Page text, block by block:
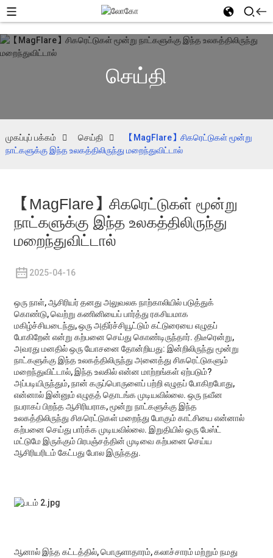
செய்தி
முகப்புப் பக்கம் செய்தி
【MagFlare】சிகரெட்டுகள் மூன்று
நாட்களுக்கு இந்த உலகத்திலிருந்து மறைந்துவிட்டால்
【MagFlare】சிகரெட்டுகள் மூன்று
நாட்களுக்கு இந்த உலகத்திலிருந்து
மறைந்துவிட்டால்
2025-04-16
ஒரு நாள், ஆசிரியர் தனது அலுவலக நாற்காலியில் படுத்துக்
கொண்டு, வெற்று கணினியைப் பார்த்து ரகசியமாக
மகிழ்ச்சியடைந்து, ஒரு அதிர்ச்சியூட்டும் கட்டுரையை எழுதப்
போகிறேன் என்று கற்பனை செய்து கொண்டிருந்தார். திடீரென்று,
அவரது மனதில் ஒரு யோசனை தோன்றியது: இன்றிலிருந்து மூன்று
நாட்களுக்கு இந்த உலகத்திலிருந்து அனைத்து சிகரெட்டுகளும்
மறைந்துவிட்டால், இந்த உலகில் என்ன மாற்றங்கள் ஏற்படும்?
அப்படியிருந்தும், நான் கருப்பொருளைப் பற்றி எழுதப் போகிறபோது, ​​
என்னால் இன்னும் எழுதத் தொடங்க முடியவில்லை. ஒரு நவீன
நபராகப் பிறந்த ஆசிரியராக, மூன்று நாட்களுக்கு இந்த
உலகத்திலிருந்து சிகரெட்டுகள் மறைந்து போகும் காட்சியை என்னால்
கற்பனை செய்து பார்க்க முடியவில்லை. இறுதியில் ஒரு பேஸ்ட்
மட்டுமே இருக்கும் பிரபஞ்சத்தின் முடிவை கற்பனை செய்ய
ஆசிரியரிடம் கேட்பது போல இருந்தது.
ஆனால் இந்த கட்டத்தில், பொருளாதாரம், கலாச்சாரம் மற்றும் நமது